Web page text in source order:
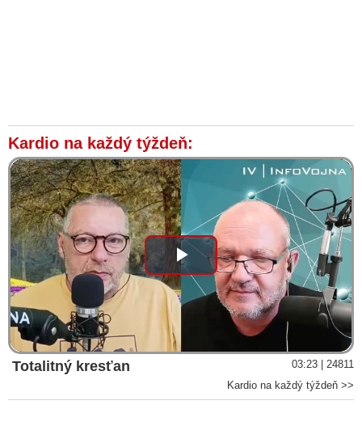
Kardio na každý týždeň:
Play
Video
Totalitný kresťan
03:23 | 24811
Kardio na každý týždeň >>